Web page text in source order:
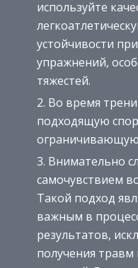
используйте
устойчивости
упражнений,
тяжестей.
Во время
подходящую
Внимательно
самочувствием
Такой подход
важным в
результатов,
получения травм